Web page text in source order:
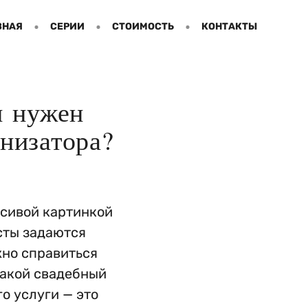
СЕРИИ СТОИМОСТЬ КОНТАКТЫ
нужен
картинкой
задаются
справиться
свадебный
услуги — это